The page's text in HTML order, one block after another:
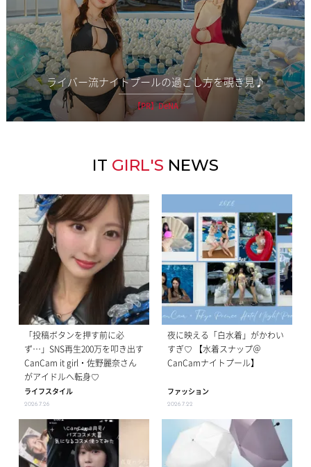
ライバー流ナイトプールの過ごし方を覗き見♪
【PR】DeNA
IT GIRL'S NEWS
「投稿ボタンを押す前に必
ず…」SNS再生200万を叩き出す
CanCam it girl・佐野麗奈さん
がアイドルへ転身♡
ライフスタイル
2026.7.26
夜に映える「白水着」がかわい
すぎ♡ 【水着スナップ＠
CanCamナイトプール】
ファッション
2026.7.22